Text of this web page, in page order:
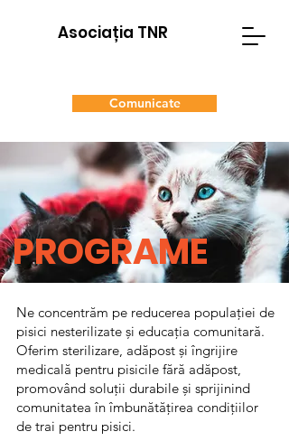
Asociația TNR
Comunicate
Donează Adoptă
PROGRAME
Ne concentrăm pe reducerea populației de
pisici nesterilizate și educația comunitară.
Oferim sterilizare, adăpost și îngrijire
medicală pentru pisicile fără adăpost,
promovând soluții durabile și sprijinind
comunitatea în îmbunătățirea condițiilor
de trai pentru pisici.